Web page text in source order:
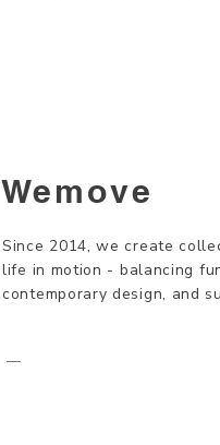
Velikostní tabulka
Wemove
Since 2014, we create
life in motion - balancing
contemporary design, and
—